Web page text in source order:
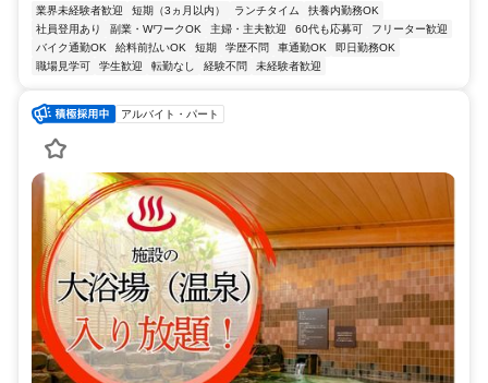
業界未経験者歓迎 短期（3ヵ月以内） ランチタイム
扶養内勤務OK
社員登用あり
副業・WワークOK 主婦・主夫歓迎 60代も応募可
フリーター歓迎
バイク通勤OK
給料前払いOK 短期 学歴不問 車通勤OK
即日勤務OK
職場見学可
学生歓迎 転勤なし 経験不問 未経験者歓迎
アルバイト・パート